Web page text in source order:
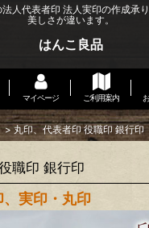
人代表者印 法人実印の作成承
美しさが違います。
はんこ良品
マイページ ご利用案内
> 丸印、代表者印 役職印 銀行印
職印 銀行印
実印・丸印